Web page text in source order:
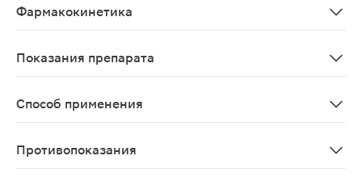
Фармакокинетика
Показания препарата
Способ применения
Противопоказания